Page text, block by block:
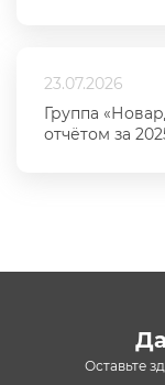
23.07.2026
Группа
отчётом за
Оставьте